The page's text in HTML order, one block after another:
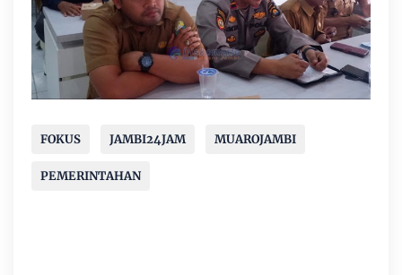
FOKUS JAMBI24JAM MUAROJAMBI
PEMERINTAHAN